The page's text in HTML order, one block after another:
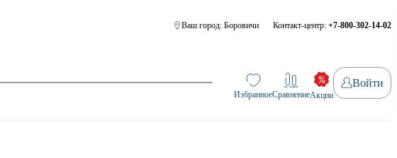
Ваш город: Боровичи Контакт-центр: +7-800-302-14-02
ИзбранноеСравнениеАкции
Войти